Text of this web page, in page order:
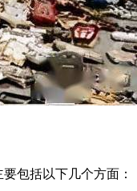
包括以下几个方面：